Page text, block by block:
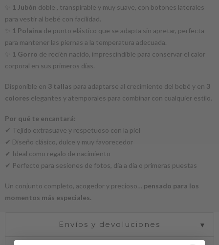
1 Jubón doble , transpirable y muy suave, con botones laterales
para vestir al bebé con facilidad.
1 Polaina de punto elástico que se adapta sin apretar, perfecta
para mantener las piernas a la temperatura adecuada.
1 Gorro de recién nacido, imprescindible para conservar el calor
corporal en sus primeros días.
Disponible en 3 tallas para adaptarse al crecimiento del bebé y en 3
colores elegantes y atemporales para combinar con cualquier estilo.
Por qué te encantará:
✔ Tejido extrasuave y respetuoso con la piel
✔ Diseño clásico, dulce y muy favorecedor
✔ Ideal como regalo de nacimiento
✔ Perfecto para sesiones de fotos, día a día o primeras puestas
Un conjunto completo, acogedor y precioso… pensado para los
momentos más especiales.
Envíos y devoluciones ▼